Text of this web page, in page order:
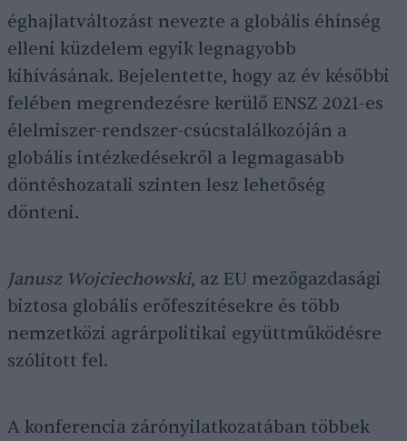
éghajlatváltozást nevezte a globális éhínség
elleni küzdelem egyik legnagyobb
kihívásának. Bejelentette, hogy az év későbbi
felében megrendezésre kerülő ENSZ 2021-es
élelmiszer-rendszer-csúcstalálkozóján a
globális intézkedésekről a legmagasabb
döntéshozatali szinten lesz lehetőség
dönteni.
Janusz Wojciechowski, az EU mezőgazdasági
biztosa globális erőfeszítésekre és több
nemzetközi agrárpolitikai együttműködésre
szólított fel.
A konferencia zárónyilatkozatában többek